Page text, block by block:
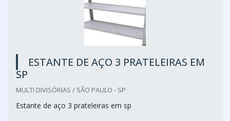
ESTANTE DE AÇO 3 PRATELEIRAS EM
SP
MULTI DIVISÓRIAS / SÃO PAULO - SP
Estante de aço 3 prateleiras em sp